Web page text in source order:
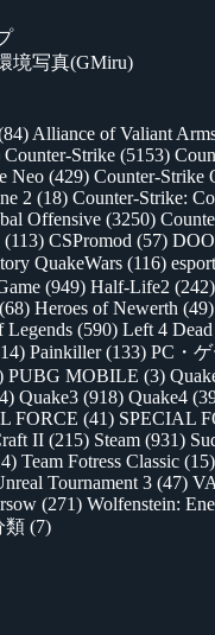
境写真(GMiru)
Alliance of Valiant
Counter-Strike (5153)
Neo (429) Counter-Strike
2 (18) Counter-Strike:
Offensive (3250)
(113) CSPromod (57)
QuakeWars (116)
(949) Half-Life2 (242)
(68) Heroes of Newerth (49)
Legends (590) Left 4 Dead
Painkiller(133) PC・
PUBG MOBILE (3)
Quake3 (918) Quake4
FORCE (41) SPECIAL
II (215) Steam (931)
Team Fotress Classic (15)
Tournament 3 (47)
(271) Wolfenstein:
類 (7)